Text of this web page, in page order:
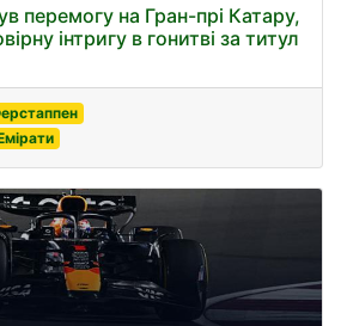
перемогу на Гран-прі Катару,
інтригу в гонитві за титул